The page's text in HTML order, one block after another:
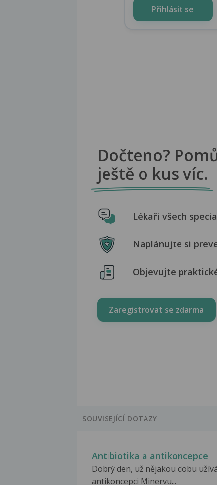
Přihlásit se
Dočteno?
ještě o kus víc.
Lékaři všech
Naplánujte si
Objevujte
Zaregistrovat se zdarma
SOUVISEJÍCÍ DOTAZY
Antibiotika a antikoncepce
Dobrý den, už nějakou dobu
antikoncepci Minervu...